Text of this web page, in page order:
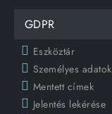
GDPR
Eszköztár
Személyes adatok
Mentett címek
Jelentés lekérése